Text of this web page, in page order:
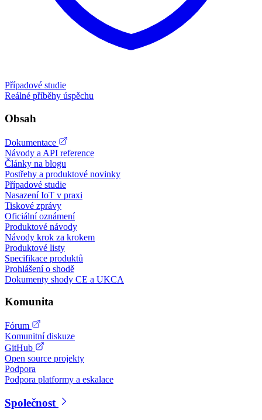
Případové studie
Reálné příběhy úspěchu
Obsah
Dokumentace
Návody a API reference
Články na blogu
Postřehy a produktové novinky
Případové studie
Nasazení IoT v praxi
Tiskové zprávy
Oficiální oznámení
Produktové návody
Návody krok za krokem
Produktové listy
Specifikace produktů
Prohlášení o shodě
Dokumenty shody CE a UKCA
Komunita
Fórum
Komunitní diskuze
GitHub
Open source projekty
Podpora
Podpora platformy a eskalace
Společnost